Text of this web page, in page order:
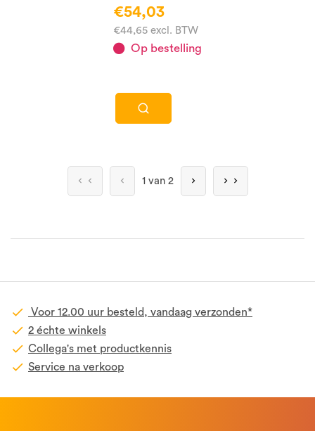
€54,03
€44,65 excl. BTW
Op bestelling
1 van 2
Voor 12.00 uur besteld, vandaag verzonden*
2 échte winkels
Collega's met productkennis
Service na verkoop